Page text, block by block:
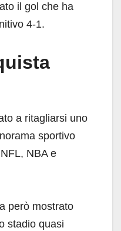
il gol che ha
4-1.
a ritagliarsi uno
sportivo
NBA e
però mostrato
stadio quasi